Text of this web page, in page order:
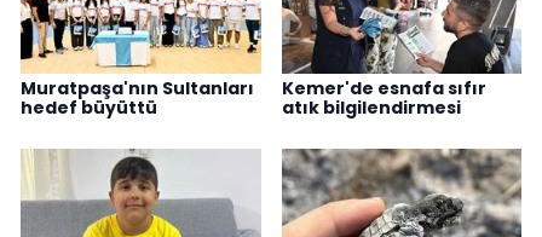
Muratpaşa'nın Sultanları
hedef büyüttü
Kemer'de esnafa sıfır
atık bilgilendirmesi